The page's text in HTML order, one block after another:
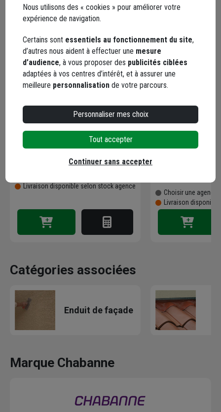
Profilé d'angle déployé acier avec
Code : 759982-1
2,28 €
éco-contribution
Livraison disponible selon stock agence
Modénature
ORNÉA - Blanc - L.
Code : 760006-1
(1
4,12 €
éco-
Choisir une agence
Livraison
Catégories associées
Enduit de façade
Marque Chabanne
Nous utilisons des « cookies » pour améliorer votre
expérience de navigation.
Certains sont essentiels au fonctionnement du site,
d’autres nous aident à effectuer une mesure
d’audience, à vous proposer des publicités ciblées
adaptées à vos centres d’intérêt, et à assurer une
meilleure personnalisation de votre parcours.
Personnaliser mes choix
Tout accepter
Continuer sans accepter